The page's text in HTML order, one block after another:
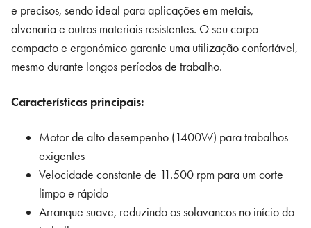
e precisos, sendo ideal para aplicações em metais,
alvenaria e outros materiais resistentes. O seu corpo
compacto e ergonómico garante uma utilização confortável,
mesmo durante longos períodos de trabalho.
Características principais:
Motor de alto desempenho (1400W) para trabalhos
exigentes
Velocidade constante de 11.500 rpm para um corte
limpo e rápido
Arranque suave, reduzindo os solavancos no início do